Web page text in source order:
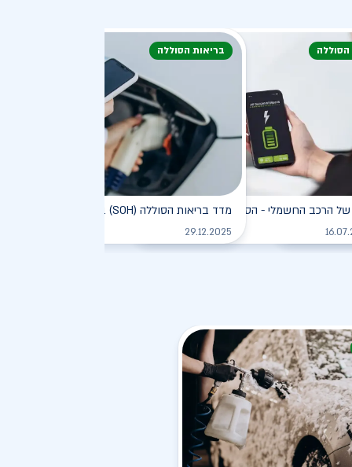
הסוללה
הרכב החשמלי - הסוללה
בריאות הסוללה
מדד בריאות הסוללה (SOH) ברכב חשמלי
29.12.2025